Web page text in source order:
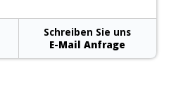
Schreiben Sie uns
E-Mail Anfrage